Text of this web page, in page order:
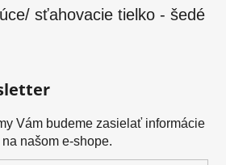
sťahovacie tielko - šedé
5 z 5 hviezdičiek.
Vám budeme zasielať informácie
našom e-shope.